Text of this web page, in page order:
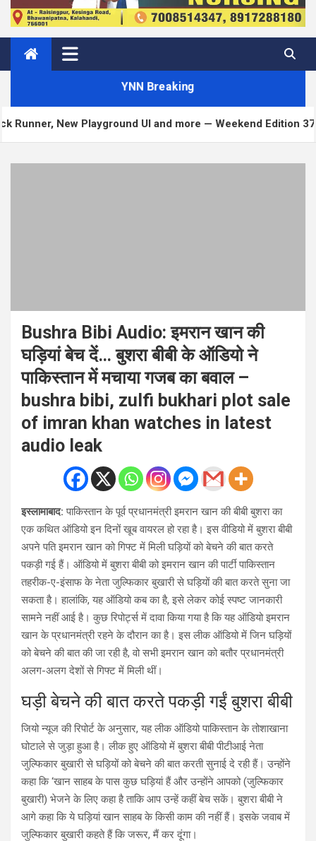
YNN Breaking
UI and more — Weekend Edition 372
Bushra Bibi Audio: इमरान खान की
घड़ियां बेच दें… बुशरा बीबी के ऑडियो ने
पाकिस्तान में मचाया गजब का बवाल –
bushra bibi, zulfi bukhari plot sale
of imran khan watches in latest
audio leak
इस्लामाबाद:पाकिस्तान के पूर्व प्रधानमंत्री इमरान खान की बीबी बुशरा का
एक कथित ऑडियो इन दिनों खूब वायरल हो रहा है। इस वीडियो में बुशरा बीबी
अपने पति इमरान खान को गिफ्ट में मिली घड़ियों को बेचने की बात करते
पकड़ी गई हैं। ऑडियो में बुशरा बीबी को इमरान खान की पार्टी पाकिस्तान
तहरीक-ए-इंसाफ के नेता जुल्फिकार बुखारी से घड़ियों की बात करते सुना जा
सकता है। हालांकि, यह ऑडियो कब का है, इसे लेकर कोई स्पष्ट जानकारी
सामने नहीं आई है। कुछ रिपोर्ट्स में दावा किया गया है कि यह ऑडियो इमरान
खान के प्रधानमंत्री रहने के दौरान का है। इस लीक ऑडियो में जिन घड़ियों
को बेचने की बात की जा रही है, वो सभी इमरान खान को बतौर प्रधानमंत्री
अलग-अलग देशों से गिफ्ट में मिली थीं।
घड़ी बेचने की बात करते पकड़ी गईं बुशरा बीबी
जियो न्यूज की रिपोर्ट के अनुसार, यह लीक ऑडियो पाकिस्तान के तोशाखाना
घोटाले से जुड़ा हुआ है। लीक हुए ऑडियो में बुशरा बीबी पीटीआई नेता
जुल्फिकार बुखारी से घड़ियों को बेचने की बात करती सुनाई दे रही हैं। उन्होंने
कहा कि ‘खान साहब के पास कुछ घड़ियां हैं और उन्होंने आपको (जुल्फिकार
बुखारी) भेजने के लिए कहा है ताकि आप उन्हें कहीं बेच सकें। बुशरा बीबी ने
आगे कहा कि ये घड़ियां खान साहब के किसी काम की नहीं हैं। इसके जवाब में
जुल्फिकार बुखारी कहते हैं कि जरूर, मैं कर दूंगा।